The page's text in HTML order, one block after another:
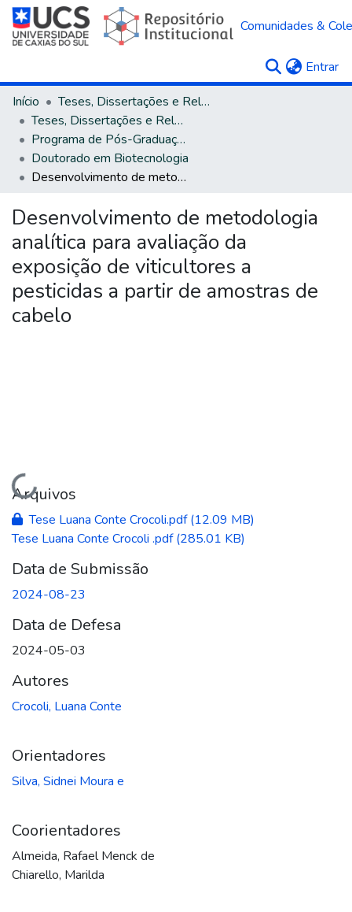
Comunidades &
Entrar
Início
Teses, Dissertações e Relatórios
Teses, Dissertações e Relatórios defendidos na UCS
Programa de Pós-Graduação em Biotecnologia
Doutorado em Biotecnologia
Desenvolvimento de metodologia analítica para avaliação da exposição de viticultores a pesticidas a partir de amostras de cabelo
Desenvolvimento de metodologia
analítica para avaliação da
exposição de viticultores a
pesticidas a partir de amostras de
cabelo
Carregando...
Arquivos
Tese Luana Conte Crocoli.pdf(12.09 MB)
Tese Luana Conte Crocoli .pdf(285.01 KB)
Data de Submissão
2024-08-23
Data de Defesa
2024-05-03
Autores
Crocoli, Luana Conte
Orientadores
Silva, Sidnei Moura e
Coorientadores
Almeida, Rafael Menck de
Chiarello, Marilda